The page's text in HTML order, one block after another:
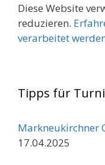
Diese Website
reduzieren.
verarbeitet
Tipps für
Markneukirchner
17.04.2025